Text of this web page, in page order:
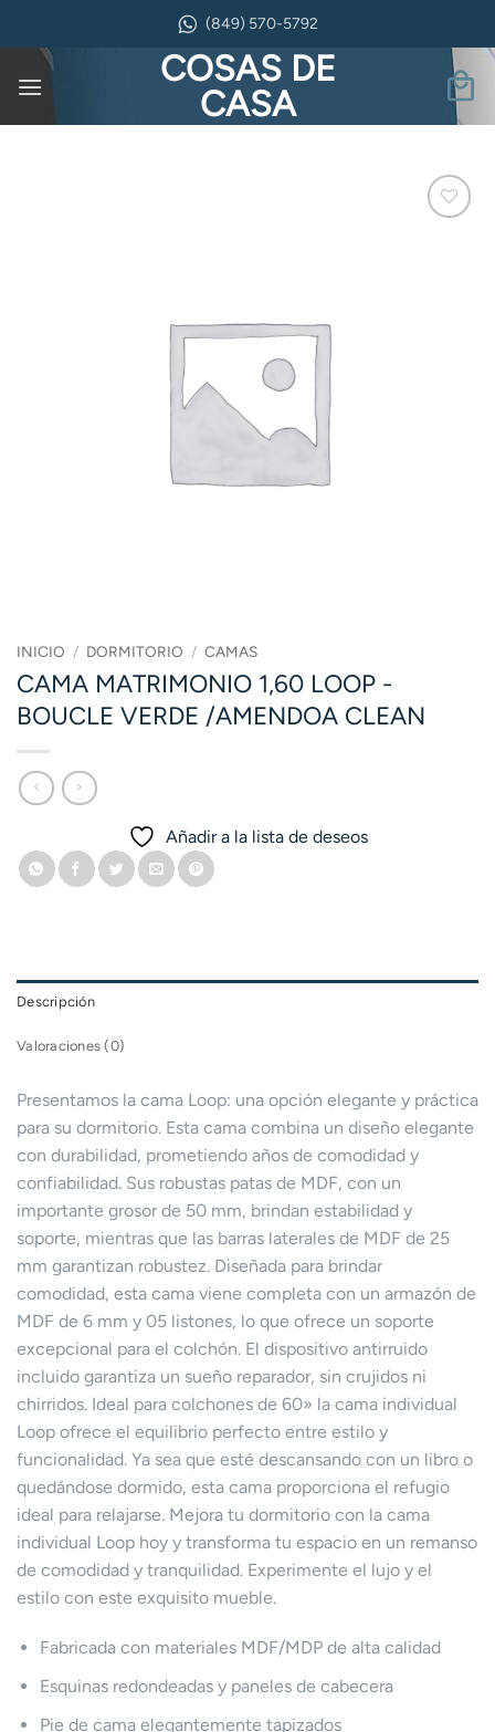
contenido
(849) 570-5792
COSAS DE
CASA
INICIO / DORMITORIO / CAMAS
CAMA MATRIMONIO 1,60 LOOP -
BOUCLE VERDE /AMENDOA CLEAN
Añadir a la lista de deseos
Descripción
Valoraciones (0)
Presentamos la cama Loop: una opción elegante y práctica
para su dormitorio. Esta cama combina un diseño elegante
con durabilidad, prometiendo años de comodidad y
confiabilidad. Sus robustas patas de MDF, con un
importante grosor de 50 mm, brindan estabilidad y
soporte, mientras que las barras laterales de MDF de 25
mm garantizan robustez. Diseñada para brindar
comodidad, esta cama viene completa con un armazón de
MDF de 6 mm y 05 listones, lo que ofrece un soporte
excepcional para el colchón. El dispositivo antirruido
incluido garantiza un sueño reparador, sin crujidos ni
chirridos. Ideal para colchones de 60» la cama individual
Loop ofrece el equilibrio perfecto entre estilo y
funcionalidad. Ya sea que esté descansando con un libro o
quedándose dormido, esta cama proporciona el refugio
ideal para relajarse. Mejora tu dormitorio con la cama
individual Loop hoy y transforma tu espacio en un remanso
de comodidad y tranquilidad. Experimente el lujo y el
estilo con este exquisito mueble.
Fabricada con materiales MDF/MDP de alta calidad
Esquinas redondeadas y paneles de cabecera
Pie de cama elegantemente tapizados